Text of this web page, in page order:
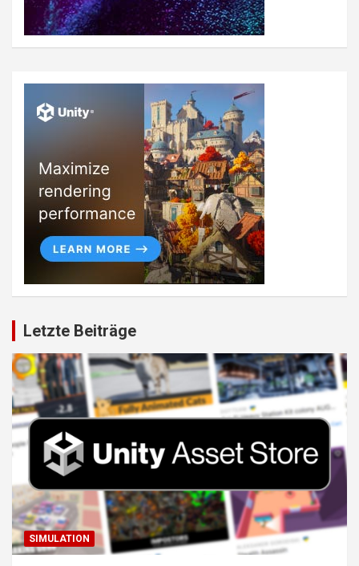
Letzte Beiträge
SIMULATION